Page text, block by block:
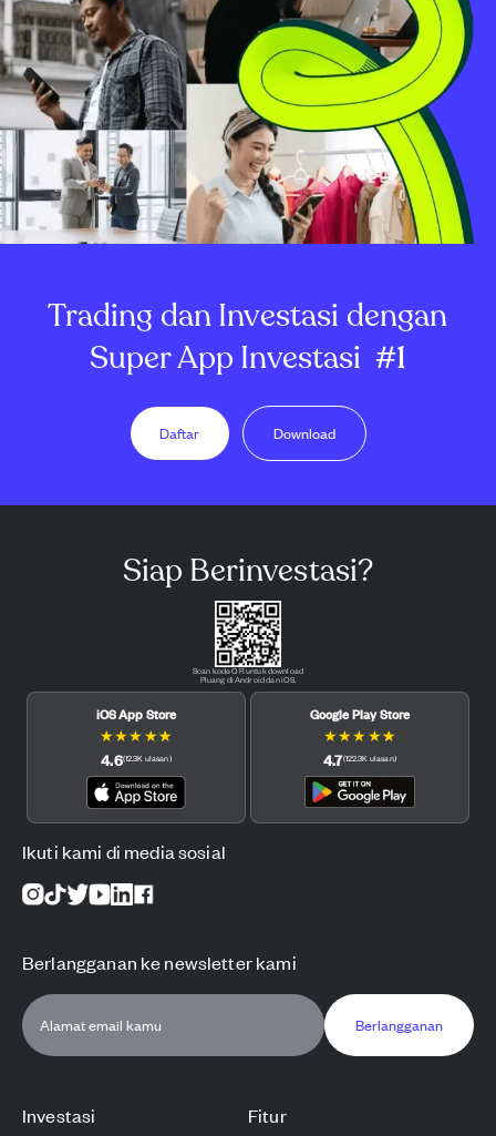
Trading dan Investasi dengan
Super App Investasi #1
Daftar Download
Investasi Fitur
Siap Berinvestasi?
Scan kode QR untuk download
Pluang di Android dan iOS.
iOS App Store
★★★ ★★
4.6(12.3K ulasan)
Google Play Store
★★★ ★★
4.7(122.3K ulasan)
Ikuti kami di media sosial
Berlangganan ke newsletter kami
Berlangganan